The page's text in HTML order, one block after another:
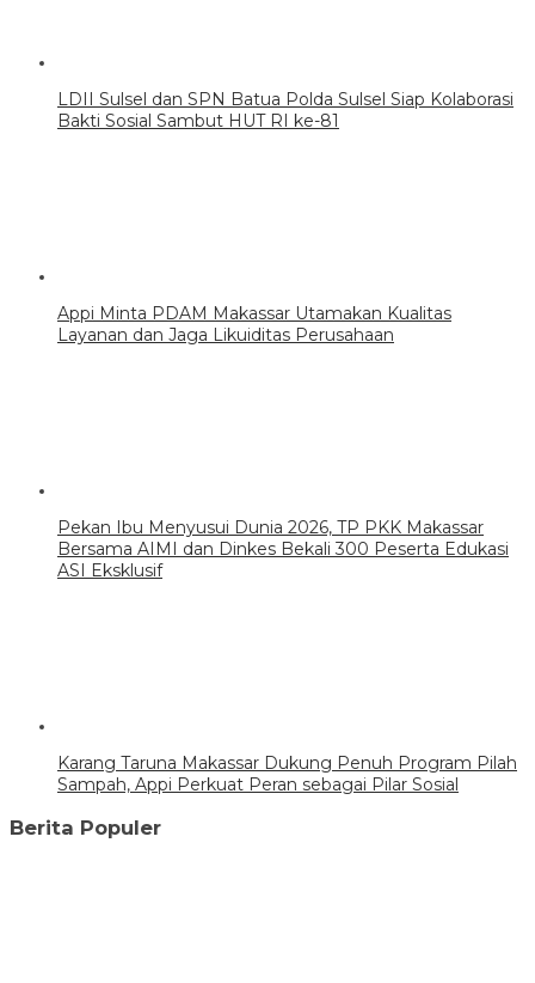
LDII Sulsel dan SPN Batua Polda Sulsel Siap Kolaborasi
Bakti Sosial Sambut HUT RI ke-81
Appi Minta PDAM Makassar Utamakan Kualitas
Layanan dan Jaga Likuiditas Perusahaan
Pekan Ibu Menyusui Dunia 2026, TP PKK Makassar
Bersama AIMI dan Dinkes Bekali 300 Peserta Edukasi
ASI Eksklusif
Karang Taruna Makassar Dukung Penuh Program Pilah
Sampah, Appi Perkuat Peran sebagai Pilar Sosial
Berita Populer